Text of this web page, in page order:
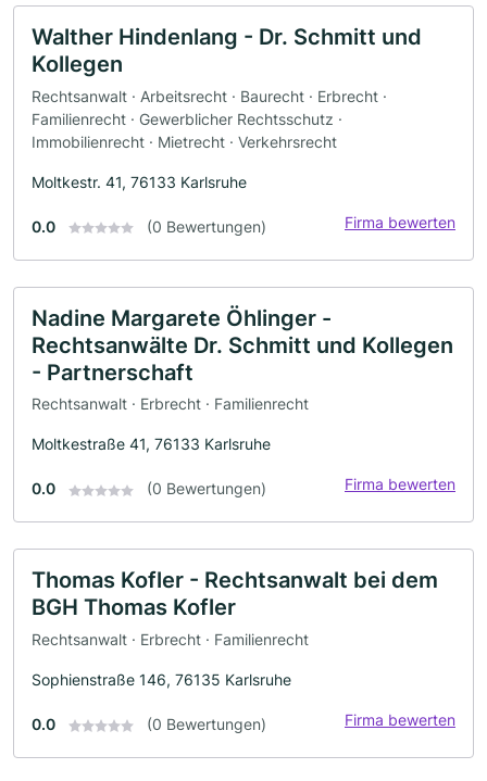
Walther Hindenlang - Dr. Schmitt und
Kollegen
Rechtsanwalt · Arbeitsrecht · Baurecht · Erbrecht ·
Familienrecht · Gewerblicher Rechtsschutz ·
Immobilienrecht · Mietrecht · Verkehrsrecht
Moltkestr. 41, 76133 Karlsruhe
0.0 (0 Bewertungen) Firma bewerten
Nadine Margarete Öhlinger -
Rechtsanwälte Dr. Schmitt und Kollegen
- Partnerschaft
Rechtsanwalt · Erbrecht · Familienrecht
Moltkestraße 41, 76133 Karlsruhe
0.0 (0 Bewertungen) Firma bewerten
Thomas Kofler - Rechtsanwalt bei dem
BGH Thomas Kofler
Rechtsanwalt · Erbrecht · Familienrecht
Sophienstraße 146, 76135 Karlsruhe
0.0 (0 Bewertungen) Firma bewerten